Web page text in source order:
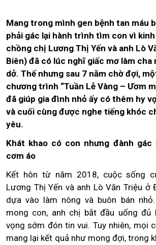
Mang trong mình gen bệnh tan máu
phải gác lại hành trình tìm con vì
chồng chị Lương Thị Yến và anh Lò
Biên) đã có lúc nghĩ giấc mơ làm cha
dở. Thế nhưng sau 7 năm chờ đợi,
chương trình “Tuần Lễ Vàng – Ươm
đã giúp gia đình nhỏ ấy có thêm hy
và cuối cùng được nghe tiếng khóc
yêu.
Khát khao có con nhưng đành gác
cơm áo
Kết hôn từ năm 2018, cuộc sống
Lương Thị Yến và anh Lò Văn Triệu ở
dựa vào làm nông và buôn bán
mong con, anh chị bắt đầu uống đủ
vọng sớm đón tin vui. Tuy nhiên, mọi
mang lại kết quả như mong đợi, trong